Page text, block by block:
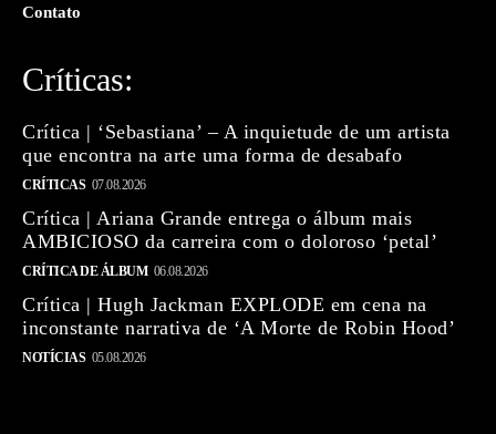
Contato
Críticas:
Crítica | ‘Sebastiana’ – A inquietude de um artista
que encontra na arte uma forma de desabafo
CRÍTICAS 07.08.2026
Crítica | Ariana Grande entrega o álbum mais
AMBICIOSO da carreira com o doloroso ‘petal’
CRÍTICA DE ÁLBUM 06.08.2026
Crítica | Hugh Jackman EXPLODE em cena na
inconstante narrativa de ‘A Morte de Robin Hood’
NOTÍCIAS 05.08.2026